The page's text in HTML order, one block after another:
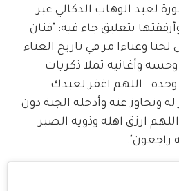
لعبد الوهاب الدكالي عبر
بتعليق جاء فيه: "فنان
وغناءا مر في تاريخ الغناء
وأغانيه تملا ذكريات
وحده . اللهم اغفر لعبدك
وتحاوز عنه وأدخله الجنة دون
ارزق اهله وذويه الصبر
راجعون".